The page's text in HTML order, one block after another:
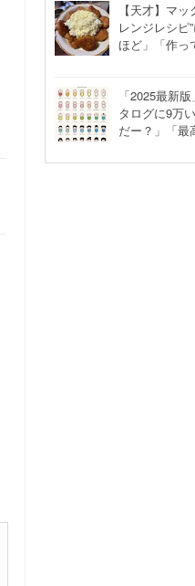
【天才】マ
レンジレシピ
ほど」「作っ
「2025最新
タログに9万
だー？」「最